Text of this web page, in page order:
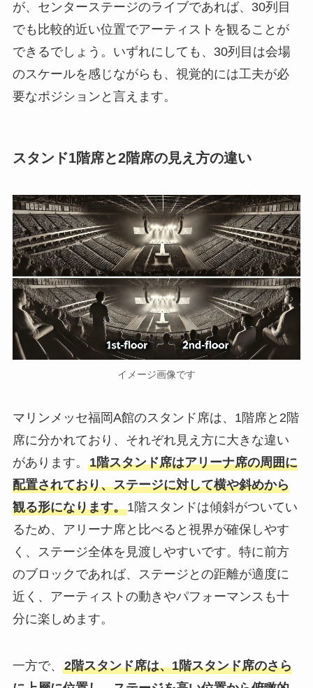
が、センターステージのライブであれば、30列目
でも比較的近い位置でアーティストを観ることが
できるでしょう。いずれにしても、30列目は会場
のスケールを感じながらも、視覚的には工夫が必
要なポジションと言えます。
スタンド1階席と2階席の見え方の違い
イメージ画像です
マリンメッセ福岡A館のスタンド席は、1階席と2階
席に分かれており、それぞれ見え方に大きな違い
があります。 1階スタンド席はアリーナ席の周囲に
配置されており、ステージに対して横や斜めから
観る形になります。1階スタンドは傾斜がついてい
るため、アリーナ席と比べると視界が確保しやす
く、ステージ全体を見渡しやすいです。特に前方
のブロックであれば、ステージとの距離が適度に
近く、アーティストの動きやパフォーマンスも十
分に楽しめます。
一方で、 2階スタンド席は、1階スタンド席のさら